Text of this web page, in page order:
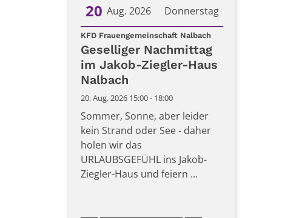
Donnerstag
20 Aug. 2026
Datum: 20. August 2026
KFD Frauengemeinschaft Nalbach:
Geselliger Nachmittag
im Jakob-Ziegler-Haus
Nalbach
20. Aug. 2026 15:00 - 18:00
Sommer, Sonne, aber leider
kein Strand oder See - daher
holen wir das
URLAUBSGEFÜHL ins Jakob-
Ziegler-Haus und feiern ...